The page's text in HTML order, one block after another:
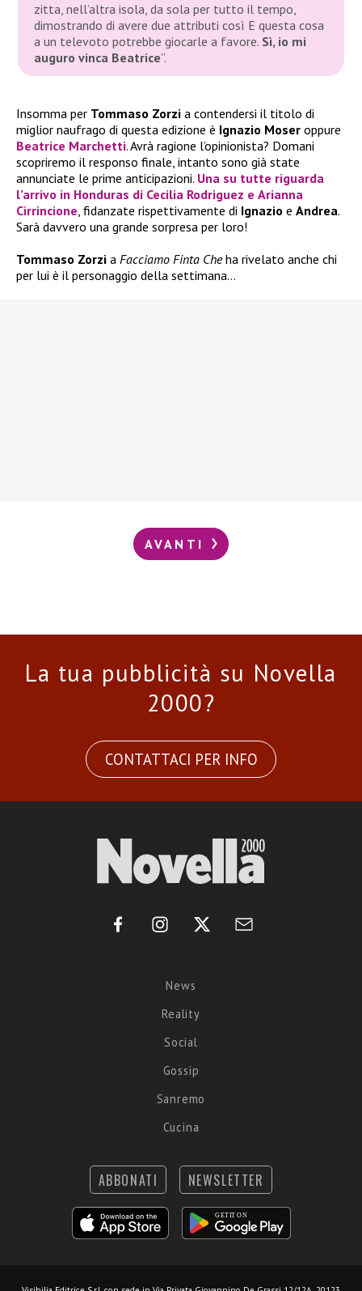
zitta, nell’altra isola, da sola per tutto il tempo,
dimostrando di avere due attributi così E questa cosa
a un televoto potrebbe giocarle a favore. Sì, io mi
auguro vinca Beatrice”.
Insomma per Tommaso Zorzi a contendersi il titolo di
miglior naufrago di questa edizione è Ignazio Moser oppure
Beatrice Marchetti. Avrà ragione l’opinionista? Domani
scopriremo il responso finale, intanto sono già state
annunciate le prime anticipazioni. Una su tutte riguarda
l’arrivo in Honduras di Cecilia Rodriguez e Arianna
Cirrincione , fidanzate rispettivamente di Ignazio e Andrea.
Sarà davvero una grande sorpresa per loro!
Tommaso Zorzi a Facciamo Finta Cheha rivelato anche chi
per lui è il personaggio della settimana…
AVANTI
La tua pubblicità su Novella
2000?
CONTATTACI PER INFO
News
Reality
Social
Gossip
Sanremo
Cucina
ABBONATI NEWSLETTER